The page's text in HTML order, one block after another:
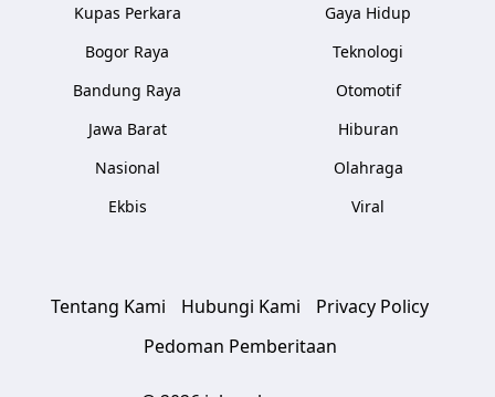
Kupas Perkara
Bogor Raya
Bandung Raya
Jawa Barat
Nasional
Ekbis
Gaya Hidup
Teknologi
Otomotif
Hiburan
Olahraga
Viral
Tentang Kami Hubungi Kami
Privacy Policy
Pedoman Pemberitaan